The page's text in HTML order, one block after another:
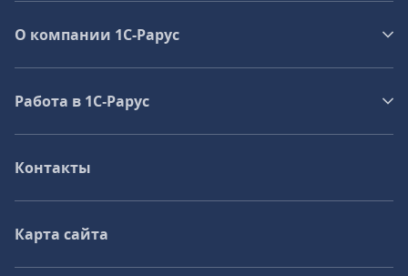
О компании 1C-Рарус
Работа в 1С‑Рарус
Контакты
Карта сайта